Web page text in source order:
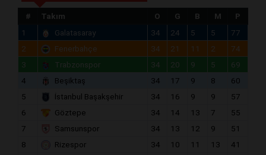
# Takım O G B M
P
1
Galatasaray 34 24 5 5
77
2
Fenerbahçe 34 21 11 2
74
3
Trabzonspor 34 20 9 5
69
4
Beşiktaş 34 17 9 8
60
5
İstanbul Başakşehir 34 16 9 9
57
6
Göztepe 34 14 13 7
55
7
Samsunspor 34 13 12 9
51
8
Rizespor 34 10 11 13
41